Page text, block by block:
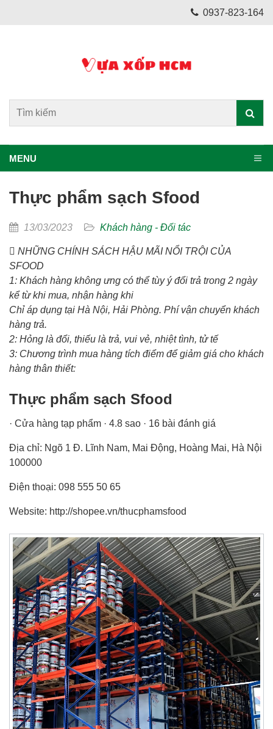
0937-823-164
MENU
Thực phẩm sạch Sfood
13/03/2023 Khách hàng - Đối tác
 NHỮNG CHÍNH SÁCH HẬU MÃI NỔI TRỘI CỦA
SFOOD
1: Khách hàng không ưng có thể tùy ý đổi trả trong 2 ngày
kể từ khi mua, nhận hàng khi
Chỉ áp dụng tại Hà Nội, Hải Phòng. Phí vận chuyển khách
hàng trả.
2: Hỏng là đổi, thiếu là trả, vui vẻ, nhiệt tình, tử tế
3: Chương trình mua hàng tích điểm để giảm giá cho khách
hàng thân thiết:
Thực phẩm sạch Sfood
· Cửa hàng tạp phẩm · 4.8 sao · 16 bài đánh giá
Địa chỉ: Ngõ 1 Đ. Lĩnh Nam, Mai Động, Hoàng Mai, Hà Nội
100000
Điện thoại: 098 555 50 65
Website: http://shopee.vn/thucphamsfood